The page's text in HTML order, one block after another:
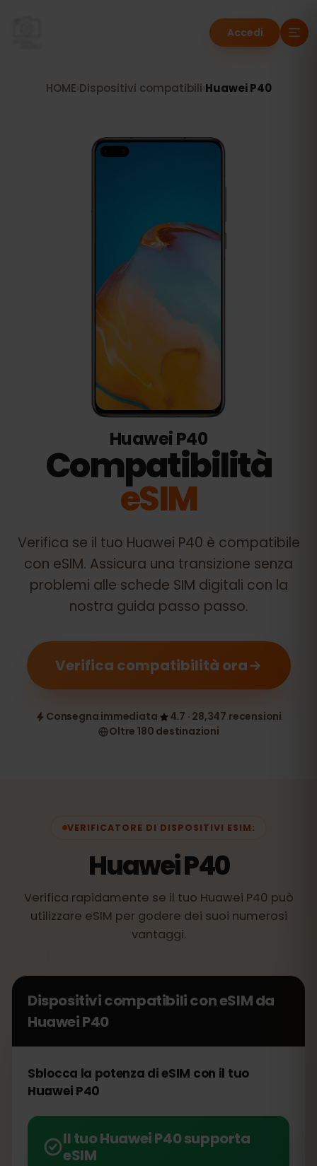
Accedi
HOME Dispositivi compatibili Huawei P40
Huawei P40
Compatibilità
eSIM
Verifica se il tuo Huawei P40 è compatibile
con eSIM. Assicura una transizione senza
problemi alle schede SIM digitali con la
nostra guida passo passo.
Verifica compatibilità ora
Consegna immediata
4.7 · 28,347 recensioni
Oltre 180 destinazioni
VERIFICATORE DI DISPOSITIVI ESIM:
Huawei P40
Verifica rapidamente se il tuo Huawei P40 può
utilizzare eSIM per godere dei suoi numerosi
vantaggi.
Dispositivi compatibili con eSIM da
Huawei P40
Sblocca la potenza di eSIM con il tuo
Huawei P40
Il tuo Huawei P40 supporta
eSIM